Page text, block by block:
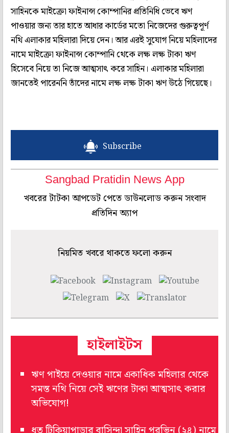
সাহিনকে মাইক্রো ফাইনান্স কোম্পানির প্রতিনিধি ভেবে ঋণ
পাওয়ার জন্য তার হাতে আধার কার্ডের মতো নিজেদের গুরুত্বপূর্ণ
নথি এলাকার মহিলারা দিয়ে দেন। আর এরই সুযোগ নিয়ে মহিলাদের
নামে মাইক্রো ফাইনান্স কোম্পানি থেকে লক্ষ লক্ষ টাকা ঋণ
হিসেবে নিয়ে তা নিজে আত্মসাৎ করে সাহিন। এলাকার মহিলারা
জানতেই পারেননি তাঁদের নামে লক্ষ লক্ষ টাকা ঋণ উঠে গিয়েছে।
Subscribe
Sangbad Pratidin News App
খবরের টাটকা আপডেট পেতে ডাউনলোড করুন সংবাদ
প্রতিদিন অ্যাপ
নিয়মিত খবরে থাকতে ফলো করুন
হাইলাইটস
ঋণ পাইয়ে দেওয়ার নামে একাধিক মহিলার থেকে
সমস্ত নথি নিয়ে সেই ঋণের টাকা আত্মসাৎ করার
অভিযোগ!